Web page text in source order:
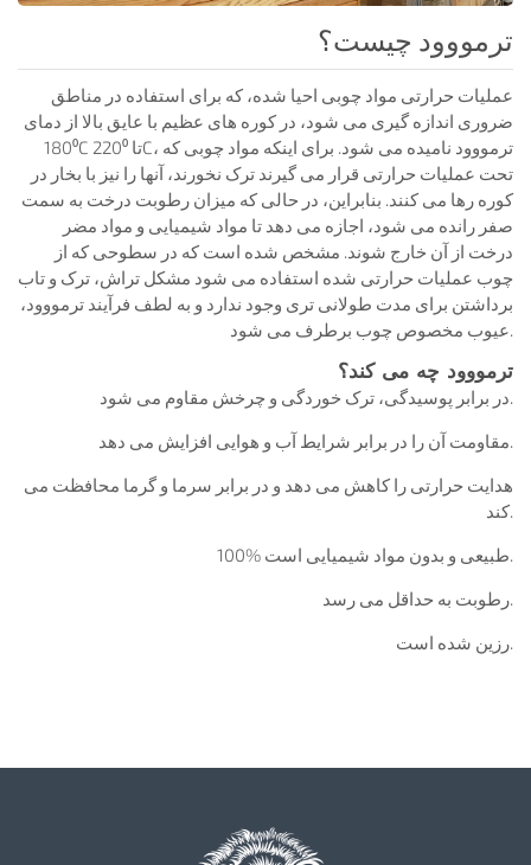
ترمووود چیست؟
عملیات حرارتی مواد چوبی احیا شده، که برای استفاده در مناطق
ضروری اندازه گیری می شود، در کوره های عظیم با عایق بالا از دمای
180⁰C تا 220⁰C، ترمووود نامیده می شود. برای اینکه مواد چوبی که
تحت عملیات حرارتی قرار می گیرند ترک نخورند، آنها را نیز با بخار در
کوره رها می کنند. بنابراین، در حالی که میزان رطوبت درخت به سمت
صفر رانده می شود، اجازه می دهد تا مواد شیمیایی و مواد مضر
درخت از آن خارج شوند. مشخص شده است که در سطوحی که از
چوب عملیات حرارتی شده استفاده می شود مشکل تراش، ترک و تاب
برداشتن برای مدت طولانی تری وجود ندارد و به لطف فرآیند ترمووود،
عیوب مخصوص چوب برطرف می شود.
ترمووود چه می کند؟
در برابر پوسیدگی، ترک خوردگی و چرخش مقاوم می شود.
مقاومت آن را در برابر شرایط آب و هوایی افزایش می دهد.
هدایت حرارتی را کاهش می دهد و در برابر سرما و گرما محافظت می
کند.
100% طبیعی و بدون مواد شیمیایی است.
رطوبت به حداقل می رسد.
رزین شده است.